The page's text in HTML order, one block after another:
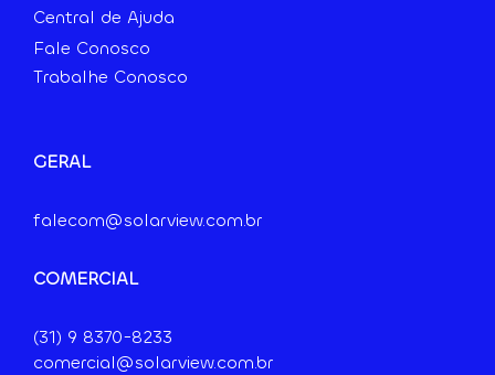
Central de Ajuda
Fale Conosco
Trabalhe Conosco
GERAL
falecom@solarview.com.br
COMERCIAL
(31) 9 8370-8233
comercial@solarview.com.br